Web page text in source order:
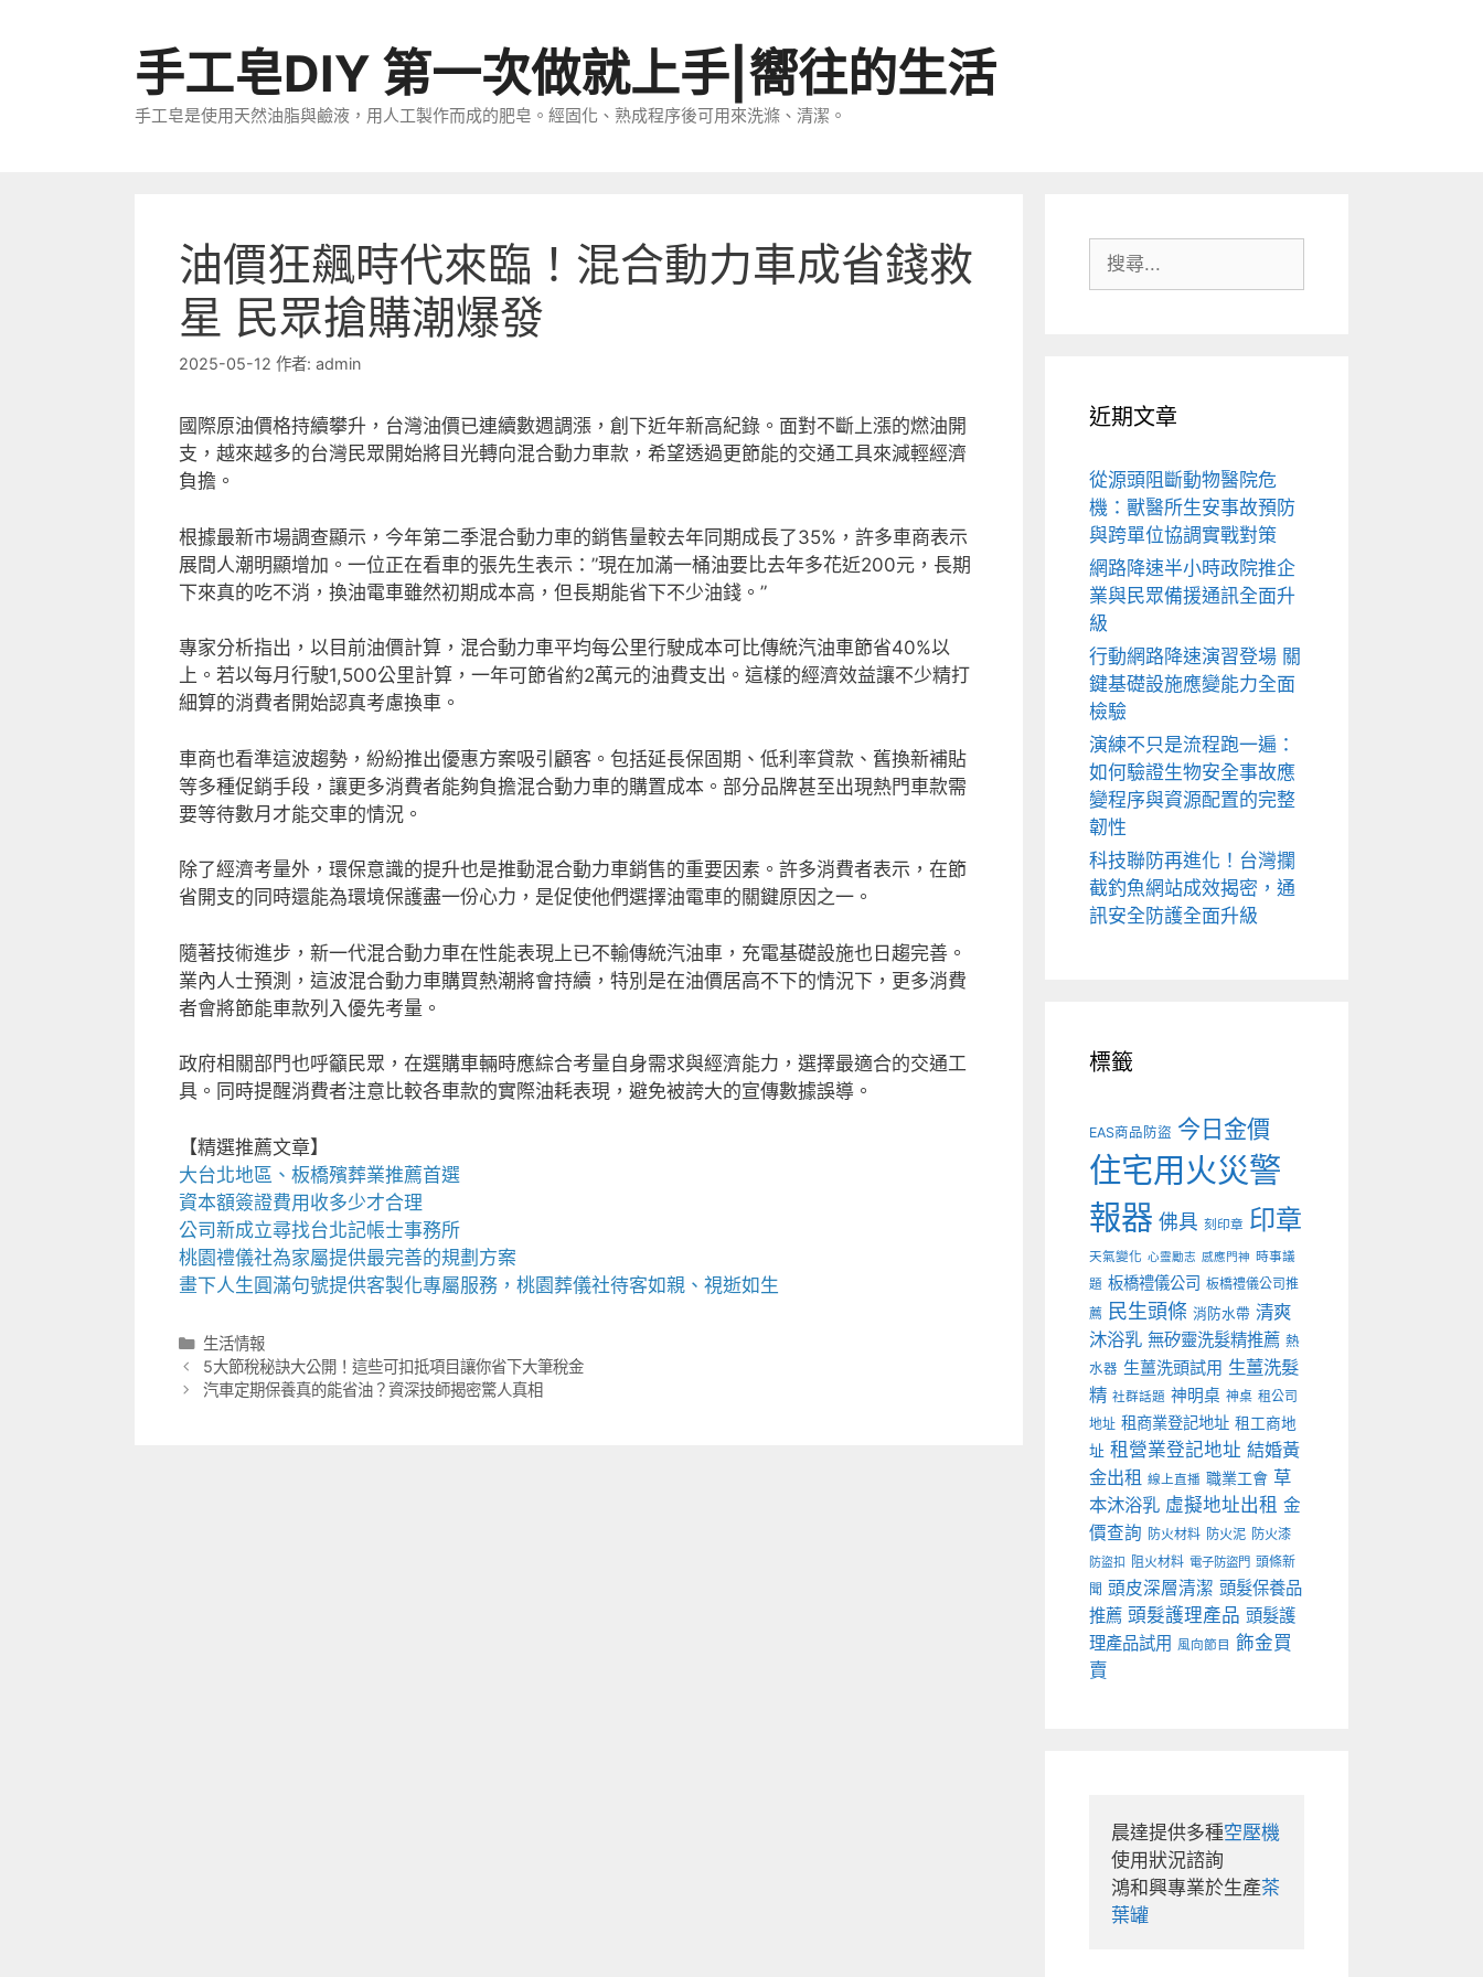
手工皂DIY 第一次做就上手|嚮往的生活
手工皂是使用天然油脂與鹼液，用人工製作而成的肥皂。經固化、熟成程序後可用來洗滌、清潔。
油價狂飆時代來臨！混合動力車成省錢救
星 民眾搶購潮爆發
2025-05-12 作者: admin
國際原油價格持續攀升，台灣油價已連續數週調漲，創下近年新高紀錄。面對不斷上漲的燃油開
支，越來越多的台灣民眾開始將目光轉向混合動力車款，希望透過更節能的交通工具來減輕經濟
負擔。
根據最新市場調查顯示，今年第二季混合動力車的銷售量較去年同期成長了35%，許多車商表示
展間人潮明顯增加。一位正在看車的張先生表示：”現在加滿一桶油要比去年多花近200元，長期
下來真的吃不消，換油電車雖然初期成本高，但長期能省下不少油錢。”
專家分析指出，以目前油價計算，混合動力車平均每公里行駛成本可比傳統汽油車節省40%以
上。若以每月行駛1,500公里計算，一年可節省約2萬元的油費支出。這樣的經濟效益讓不少精打
細算的消費者開始認真考慮換車。
車商也看準這波趨勢，紛紛推出優惠方案吸引顧客。包括延長保固期、低利率貸款、舊換新補貼
等多種促銷手段，讓更多消費者能夠負擔混合動力車的購置成本。部分品牌甚至出現熱門車款需
要等待數月才能交車的情況。
除了經濟考量外，環保意識的提升也是推動混合動力車銷售的重要因素。許多消費者表示，在節
省開支的同時還能為環境保護盡一份心力，是促使他們選擇油電車的關鍵原因之一。
隨著技術進步，新一代混合動力車在性能表現上已不輸傳統汽油車，充電基礎設施也日趨完善。
業內人士預測，這波混合動力車購買熱潮將會持續，特別是在油價居高不下的情況下，更多消費
者會將節能車款列入優先考量。
政府相關部門也呼籲民眾，在選購車輛時應綜合考量自身需求與經濟能力，選擇最適合的交通工
具。同時提醒消費者注意比較各車款的實際油耗表現，避免被誇大的宣傳數據誤導。
【精選推薦文章】
大台北地區、 板橋殯葬業推薦首選
資本額簽證費用收多少才合理
公司新成立尋找台北記帳士事務所
桃園禮儀社為家屬提供最完善的規劃方案
畫下人生圓滿句號提供客製化專屬服務， 桃園葬儀社待客如親、視逝如生
分
類
生活情報
5大節稅秘訣大公開！這些可扣抵項目讓你省下大筆稅金
汽車定期保養真的能省油？資深技師揭密驚人真相
尋:
近期文章
從源頭阻斷動物醫院危
機：獸醫所生安事故預防
與跨單位協調實戰對策
網路降速半小時政院推企
業與民眾備援通訊全面升
級
行動網路降速演習登場 關
鍵基礎設施應變能力全面
檢驗
演練不只是流程跑一遍：
如何驗證生物安全事故應
變程序與資源配置的完整
韌性
科技聯防再進化！台灣攔
截釣魚網站成效揭密，通
訊安全防護全面升級
標籤
EAS商品防盜 今日金價
住宅用火災警
報器 佛具 刻印章 印章
天氣變化 心靈勵志 感應門神 時事議
題 板橋禮儀公司 板橋禮儀公司推
薦 民生頭條 消防水帶 清爽
沐浴乳 無矽靈洗髮精推薦 熱
水器 生薑洗頭試用 生薑洗髮
精 社群話題 神明桌 神桌 租公司
地址 租商業登記地址 租工商地
址 租營業登記地址 結婚黃
金出租 線上直播 職業工會 草
本沐浴乳 虛擬地址出租 金
價查詢 防火材料 防火泥 防火漆
防盜扣 阻火材料 電子防盜門 頭條新
聞 頭皮深層清潔 頭髮保養品
推薦 頭髮護理產品 頭髮護
理產品試用 風向節目 飾金買
賣
晨達提供多種空壓機
使用狀況諮詢
鴻和興專業於生產茶
葉罐